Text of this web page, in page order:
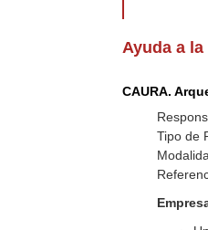
Ayuda a
CAURA.
Tipo de